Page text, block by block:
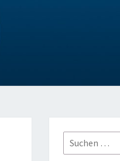
Suche
nach: